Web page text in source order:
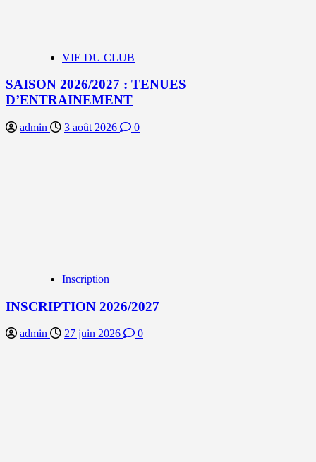
VIE DU CLUB
SAISON 2026/2027 : TENUES
D’ENTRAINEMENT
admin 3 août 2026 0
Inscription
INSCRIPTION 2026/2027
admin 27 juin 2026 0